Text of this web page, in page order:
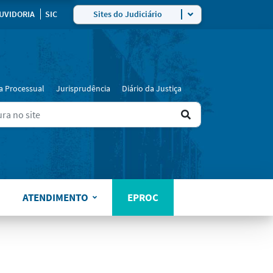
SIC Sites do Judiciário
Processual Jurisprudência Diário da Justiça
Ir
resultado
ATENDIMENTO EPROC